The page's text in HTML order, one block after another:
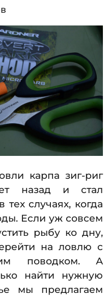
7
0
2
6
карпа зиг-риг
назад и стал
случаях, когда
Если уж совсем
рыбу ко дну,
на ловлю с
поводком. А
найти нужную
мы предлагаем